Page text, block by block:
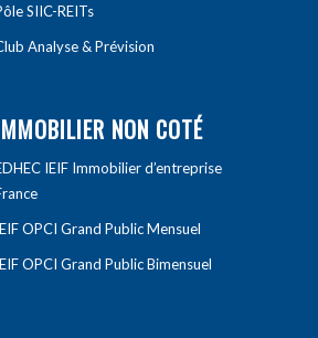
SIIC-REITs
Analyse & Prévision
NON COTÉ
IEIF Immobilier d’entreprise
OPCI Grand Public Mensuel
OPCI Grand Public Bimensuel